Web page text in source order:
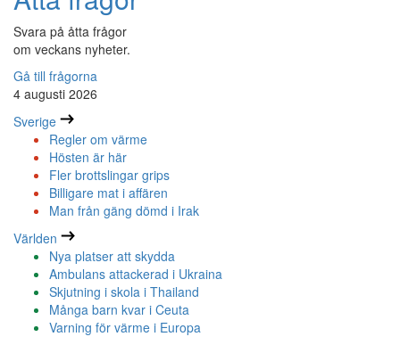
Svara på åtta frågor
om veckans nyheter.
Gå till frågorna
4 augusti 2026
Sverige
Regler om värme
Hösten är här
Fler brottslingar grips
Billigare mat i affären
Man från gäng dömd i Irak
Världen
Nya platser att skydda
Ambulans attackerad i Ukraina
Skjutning i skola i Thailand
Många barn kvar i Ceuta
Varning för värme i Europa